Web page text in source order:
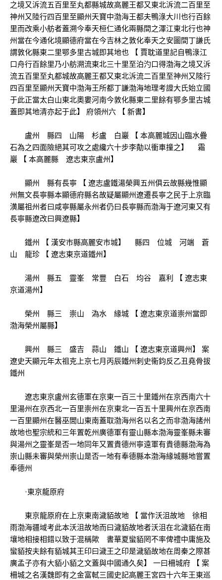
之境又泝流五百里至丸都縣城故高麗王都又東北泝流二百里至
神州又陸行四百里至顯州天寶中渤海王都夫鴨淥大川也行百餘
里而改乘小舫者蓋溯今奉天桓仁通化兩縣間之渾江東北行也神
州當在今通化境顯德府當在今吉林之敦化奉天之安圖間丁謙氏
謂敦化縣東二里鄂多里古城即其地也 【 賈耽道里記自鴨淥江
口舟行百餘里乃小舫溯流東北三十里至泊汋口得渤海之境又泝
流五百里至丸都城故高麗王都又東北泝流二百里至神州又陸行
四百里至顯州天寶中渤海王所都丁謙渤海地理考證大氏始立國
于此正當太白山東北奧婁河南今敦化縣東二里餘有鄂多里古城
蓋即其地清亦起于此】 府領州六 【 新書】
盧州 縣四 山陽 杉盧 白巖 【 本高麗城因山臨水疊
石為之四面險絕其可攻之處纔六十步李勣以衝車撞之】 霜
巖 【 本高麗縣 遼志東京盧州】
顯州 縣有長寧 【 遼志盧鐵湯榮興五州俱云故縣幾惟顯
州無文長寧縣本顯德府縣名故疑屬顯州遼遷長寧之民于上京臨
潢屬祖州者曰咸寧縣屬永州者仍曰長寧縣而渤海于遼河東又有
長寧縣遼改曰興遼縣】
鐵州 【 漢安巿縣高麗安巿城】 縣四 位城 河端 蒼
山 龍珍 【 遼志東京道鐵州】
湯州 縣五 靈峯 常豐 白石 均谷 嘉利 【 遼志東
京道湯州】
榮州 縣三 崇山 溈水 緣城 【 遼志東京道崇州當即
渤海榮州屬縣】
興州 縣三 盛吉 蒜山 鐵山 【 遼志東京道興州】 案
遼史天顯元年太祖克上京七月丙辰鐵州刺史衞鈞反乙丑堯骨拔
鐵州
遼志東京盧州玄德軍在京東一百三十里鐵州在京西南六十
里湯州在京西北一百里崇州在京東北一百五十里興州在京西南
一百里顯州在醫巫閭山東南蓋取渤海州名以名之而非渤海諸州
故地也聖宗統和三年置乾州廣德軍有靈山縣本渤海靈峯縣未審
與湯州之靈峯是否一地同年又置貴德州寧遠軍有貴德縣渤海為
崇山縣未審與榮州崇山是否一地有奉德縣本渤海緣城縣地嘗置
奉德州
·東京龍原府
東京龍原府在上京東南濊貊故地 【 當作沃沮故地 徐相
雨渤海疆域考此本沃沮故地而曰濊貊故地者沃沮在北濊貊在南
壤地相接相錯以致于混稱歟 書華夏蠻貊罔不率俾禮中庸施及
蠻貊按夫餘有貊城其王印曰濊王之印是濊貊故地在周秦之際甚
廣孟子亦有大貊小貊之文蓋與中國通久矣】 一曰柵城府 【 案
柵城之名漢魏即有之金富軾三國史記高麗王宮四十六年王東巡